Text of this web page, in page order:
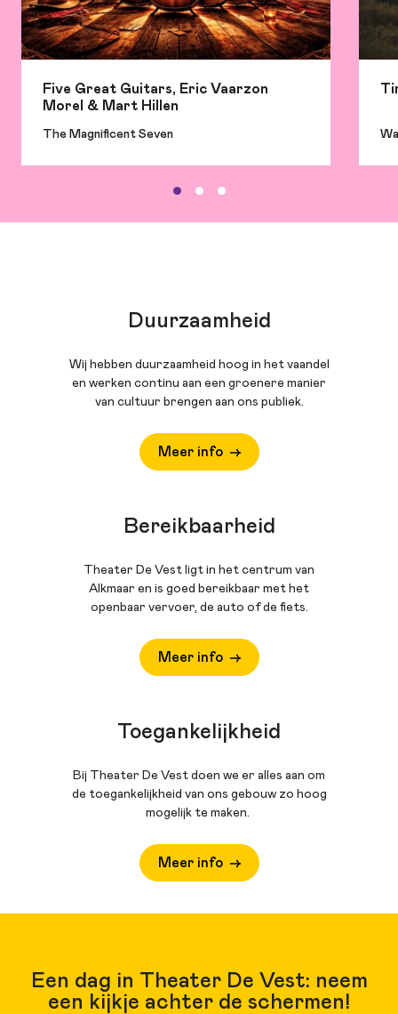
Five Great Guitars, Eric Vaarzon
Morel & Mart Hillen
The Magnificent Seven
Duurzaamheid
Wij hebben duurzaamheid hoog in het vaandel
en werken continu aan een groenere manier
van cultuur brengen aan ons publiek.
Meer info
Bereikbaarheid
Theater De Vest ligt in het centrum van
Alkmaar en is goed bereikbaar met het
openbaar vervoer, de auto of de fiets.
Meer info
Toegankelijkheid
Bij Theater De Vest doen we er alles aan om
de toegankelijkheid van ons gebouw zo hoog
mogelijk te maken.
Meer info
Een dag in Theater De Vest: neem
een kijkje achter de schermen!